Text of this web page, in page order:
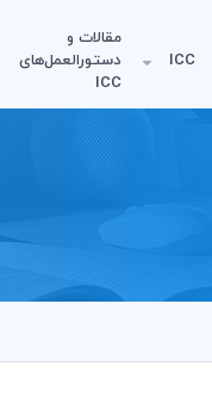
ICC
مقالات و
دستورالعمل‌های
ICC